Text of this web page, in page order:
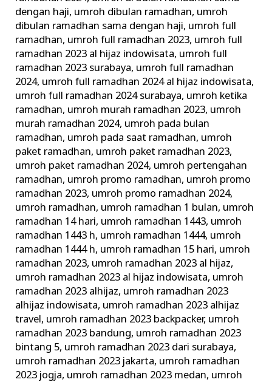
dengan haji, umroh dibulan ramadhan, umroh
dibulan ramadhan sama dengan haji, umroh full
ramadhan, umroh full ramadhan 2023, umroh full
ramadhan 2023 al hijaz indowisata, umroh full
ramadhan 2023 surabaya, umroh full ramadhan
2024, umroh full ramadhan 2024 al hijaz indowisata,
umroh full ramadhan 2024 surabaya, umroh ketika
ramadhan, umroh murah ramadhan 2023, umroh
murah ramadhan 2024, umroh pada bulan
ramadhan, umroh pada saat ramadhan, umroh
paket ramadhan, umroh paket ramadhan 2023,
umroh paket ramadhan 2024, umroh pertengahan
ramadhan, umroh promo ramadhan, umroh promo
ramadhan 2023, umroh promo ramadhan 2024,
umroh ramadhan, umroh ramadhan 1 bulan, umroh
ramadhan 14 hari, umroh ramadhan 1443, umroh
ramadhan 1443 h, umroh ramadhan 1444, umroh
ramadhan 1444 h, umroh ramadhan 15 hari, umroh
ramadhan 2023, umroh ramadhan 2023 al hijaz,
umroh ramadhan 2023 al hijaz indowisata, umroh
ramadhan 2023 alhijaz, umroh ramadhan 2023
alhijaz indowisata, umroh ramadhan 2023 alhijaz
travel, umroh ramadhan 2023 backpacker, umroh
ramadhan 2023 bandung, umroh ramadhan 2023
bintang 5, umroh ramadhan 2023 dari surabaya,
umroh ramadhan 2023 jakarta, umroh ramadhan
2023 jogja, umroh ramadhan 2023 medan, umroh